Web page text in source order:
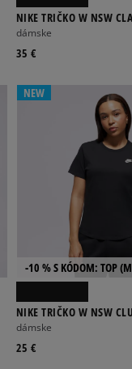
NIKE TRIČKO W NSW
dámske
35 €
NEW
-10 % S KÓDOM: TOP
NIKE TRIČKO W NSW
dámske
25 €